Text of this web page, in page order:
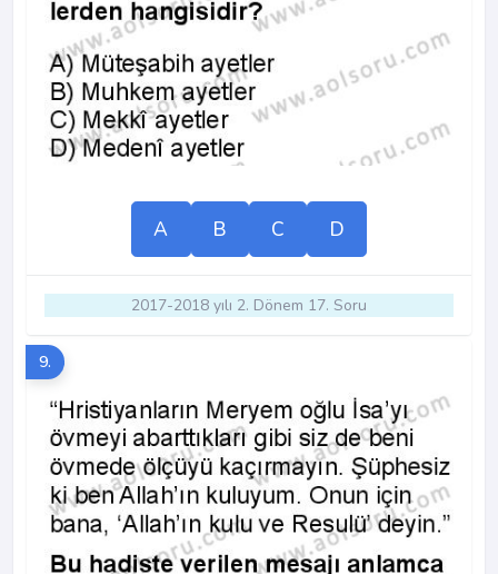
A B C D
2017-2018 yılı 2. Dönem 17. Soru
9.